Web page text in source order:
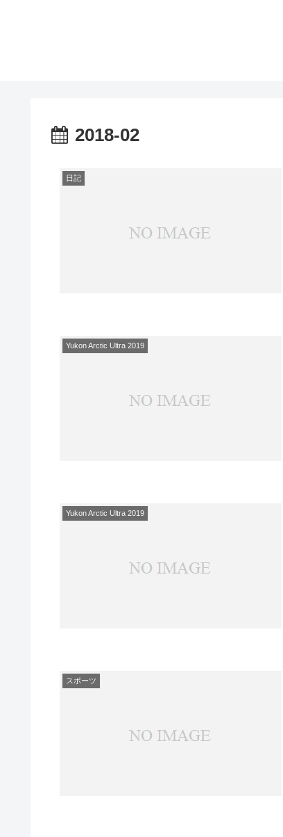
2018-02
日記
Yukon Arctic Ultra 2019
Yukon Arctic Ultra 2019
スポーツ